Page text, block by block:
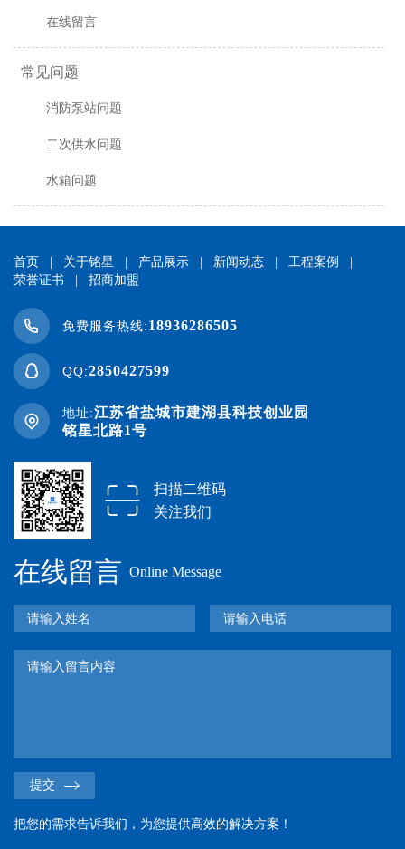
在线留言
常见问题
消防泵站问题
二次供水问题
水箱问题
首页 关于铭星 产品展示 新闻动态 工程案例
荣誉证书
招商加盟
免费服务热线:18936286505
QQ:2850427599
地址:江苏省盐城市建湖县科技创业园
铭星北路1号
扫描二维码
关注我们
在线留言 Online Message
提交
把您的需求告诉我们，为您提供高效的解决方案！